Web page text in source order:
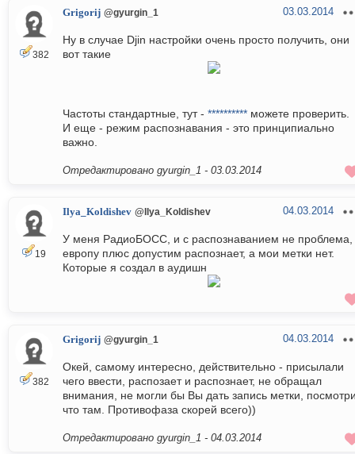
382
Grigorij @gyurgin_1 03.03.2014
Ну в случае Djin настройки очень просто получить, они
вот такие
Частоты стандартные, тут - ********** можете проверить.
И еще - режим распознавания - это принципиально
важно.
Отредактировано gyurgin_1 - 03.03.2014
19
Ilya_Koldishev @Ilya_Koldishev 04.03.2014
У меня РадиоБОСС, и с распознаванием не проблема,
европу плюс допустим распознает, а мои метки нет.
Которые я создал в аудишн
382
Grigorij @gyurgin_1 04.03.2014
Окей, самому интересно, действительно - присылали
чего ввести, распозает и распознает, не обращал
внимания, не могли бы Вы дать запись метки,
что там. Противофаза скорей всего))
Отредактировано gyurgin_1 - 04.03.2014